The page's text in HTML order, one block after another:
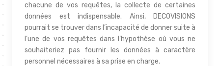
chacune de vos requêtes, la collecte de certaines
données est indispensable. Ainsi, DECOVISIONS
pourrait se trouver dans l’incapacité de donner suite à
l’une de vos requêtes dans l’hypothèse où vous ne
souhaiteriez pas fournir les données à caractère
personnel nécessaires à sa prise en charge.